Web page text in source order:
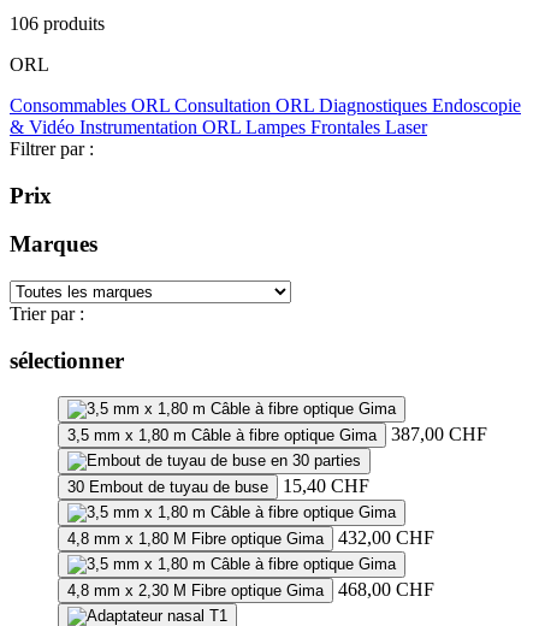
106 produits
ORL
Consommables ORL Consultation ORL Diagnostiques Endoscopie
& Vidéo Instrumentation ORL Lampes Frontales Laser
Filtrer par :
Prix
Marques
Trier par :
sélectionner
3,5 mm x 1,80 m Câble à fibre optique Gima 387,00 CHF
30 Embout de tuyau de buse 15,40 CHF
4,8 mm x 1,80 M Fibre optique Gima 432,00 CHF
4,8 mm x 2,30 M Fibre optique Gima 468,00 CHF